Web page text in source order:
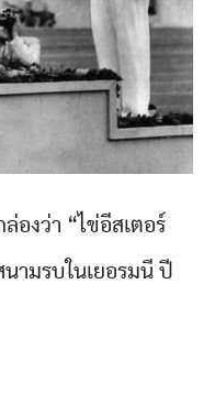
องว่า “ไข่อีสเตอร์
ามรบในเยอรมนี ปี